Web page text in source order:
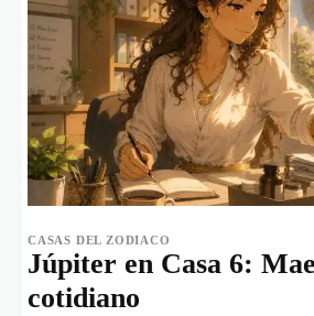
CASAS DEL ZODIACO
Júpiter en Casa 6:
cotidiano